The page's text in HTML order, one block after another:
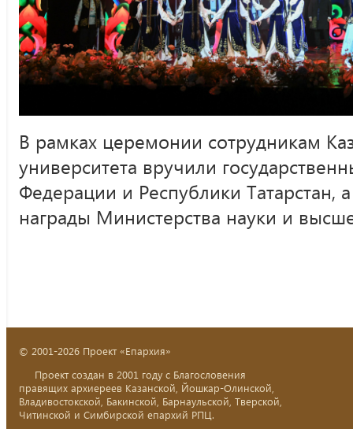
В рамках церемонии сотрудникам
университета вручили
Федерации и Республики Татарстан,
награды Министерства науки и
© 2001-2026 Проект «Епархия»
Проект создан в 2001 году с Благословения
правящих архиереев Казанской, Йошкар-Олинской,
Владивостокской, Бакинской, Барнаульской, Тверской,
Читинской и Симбирской епархий РПЦ.